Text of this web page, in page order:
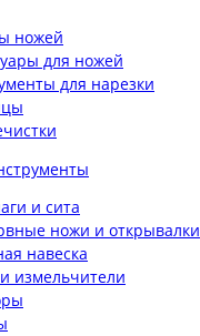
ножей
для ножей
для нарезки
и сита
ножи и открывалки
навеска
измельчители